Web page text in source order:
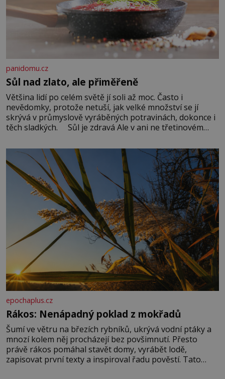
panidomu.cz
Sůl nad zlato, ale přiměřeně
Většina lidí po celém světě jí soli až moc. Často i
nevědomky, protože netuší, jak velké množství se jí
skrývá v průmyslově vyráběných potravinách, dokonce i
těch sladkých. Sůl je zdravá Ale v ani ne třetinovém
základní složky– sodík a chlór – jsou zásadní pro
správné hospodaření
epochaplus.cz
Rákos: Nenápadný poklad z mokřadů
Šumí ve větru na březích rybníků, ukrývá vodní ptáky a
mnozí kolem něj procházejí bez povšimnutí. Přesto
právě rákos pomáhal stavět domy, vyrábět lodě,
zapisovat první texty a inspiroval řadu pověstí. Tato